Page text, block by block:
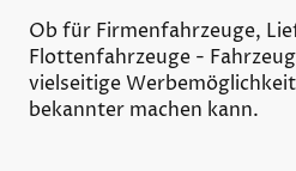
Ob für Firmenfahrzeuge,
Flottenfahrzeuge -
vielseitige
bekannter machen kann.